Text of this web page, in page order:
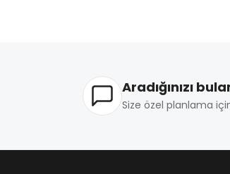
Aradığınızı
Size özel planlama